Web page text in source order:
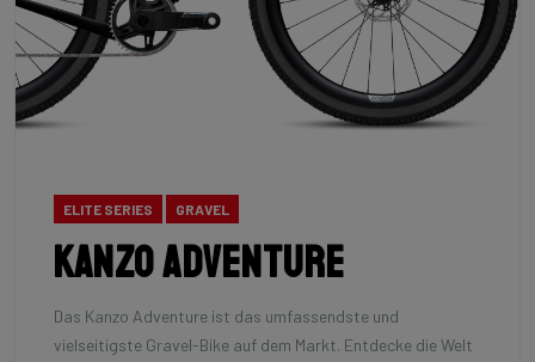
ELITE SERIES GRAVEL
Kanzo Adventure
Das Kanzo Adventure ist das umfassendste und
vielseitigste Gravel-Bike auf dem Markt. Entdecke die Welt